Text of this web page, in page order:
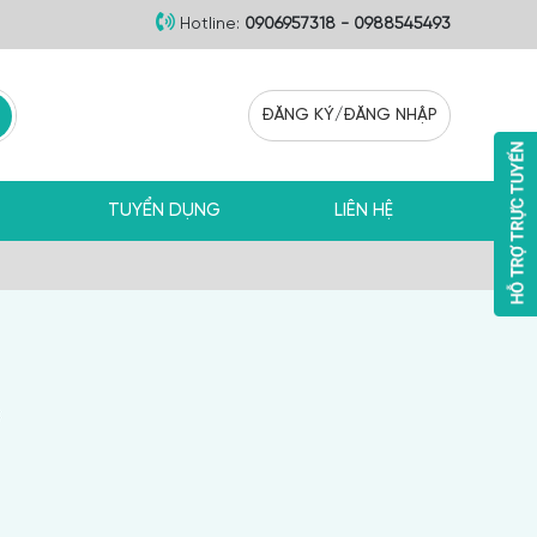
Hotline: 0906957318 - 0988545493
ĐĂNG KÝ/ĐĂNG NHẬP
TUYỂN DỤNG LIÊN HỆ